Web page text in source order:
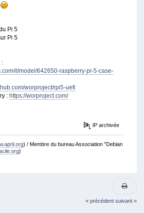
Pi 5
Pi 5
:
it/model/642650-raspberry-pi-5-case-
worproject/rpi5-uefi
: https://worproject.com/
IP archivée
) / Membre du bureau Association "Debian
)
« précédent suivant »